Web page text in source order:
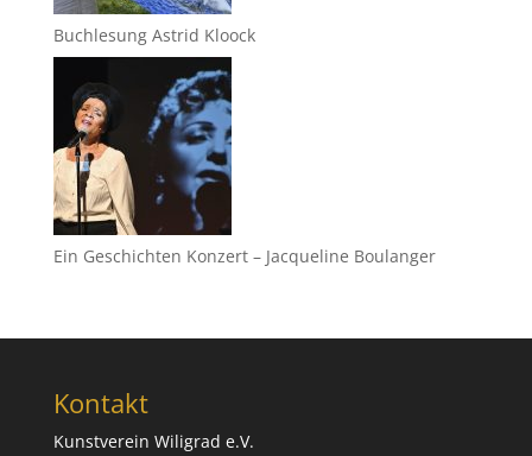
Buchlesung Astrid Kloock
Ein Geschichten Konzert – Jacqueline Boulanger
Kontakt
Kunstverein Wiligrad e.V.